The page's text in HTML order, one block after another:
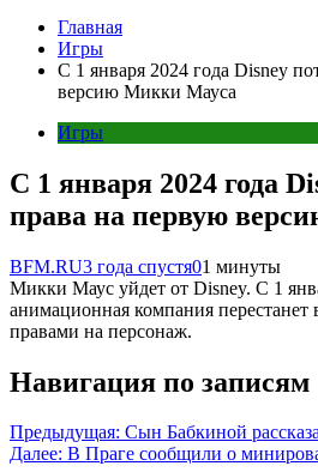
Главная
Игры
С 1 января 2024 года Disney
версию Микки Мауса
Игры
С 1 января 2024 года
права на первую
BFM.RU3 года спустя01 минуты
Микки Маус уйдет от Disney. С 1
анимационная компания
правами на персонаж.
Навигация по записям
Предыдущая: Сын Бабкиной
Далее: В Праге сообщили о